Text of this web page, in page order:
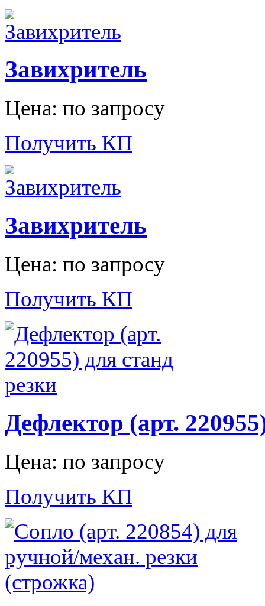
Завихритель
Цена: по запросу
Получить КП
Завихритель
Цена: по запросу
Получить КП
Дефлектор (арт.
Цена: по запросу
Получить КП